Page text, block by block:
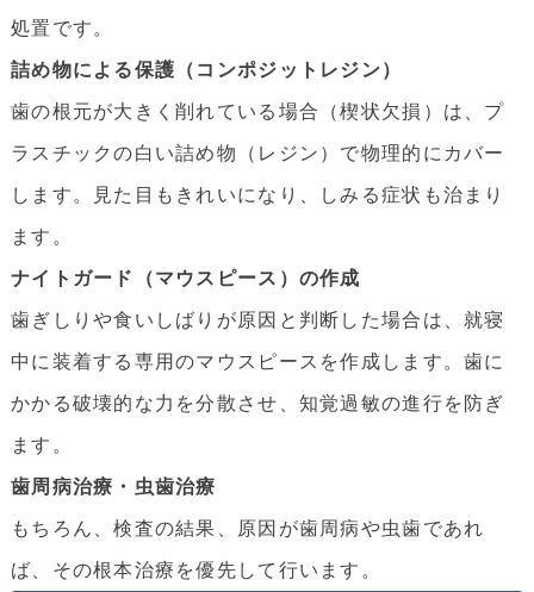
処置です。
詰め物による保護（コンポジットレジン）
歯の根元が大きく削れている場合（楔状欠損）は、プ
ラスチックの白い詰め物（レジン）で物理的にカバー
します。見た目もきれいになり、しみる症状も治まり
ます。
ナイトガード（マウスピース）の作成
歯ぎしりや食いしばりが原因と判断した場合は、就寝
中に装着する専用のマウスピースを作成します。歯に
かかる破壊的な力を分散させ、知覚過敏の進行を防ぎ
ます。
歯周病治療・虫歯治療
もちろん、検査の結果、原因が歯周病や虫歯であれ
ば、その根本治療を優先して行います。